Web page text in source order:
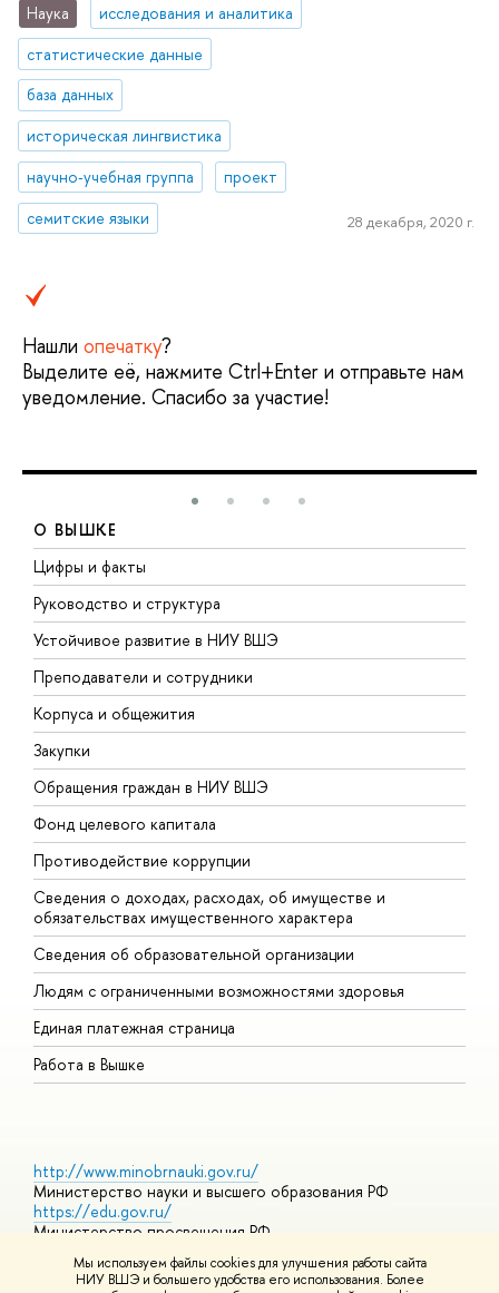
Мы используем файлы cookies для улучшения работы сайта
НИУ ВШЭ и большего удобства его использования. Более
Наука
исследования и аналитика
статистические данные
база данных
историческая лингвистика
научно‑учебная группа
проект
семитские языки
28 декабря, 2020 г.
Нашли опечатку?
Выделите её, нажмите Ctrl+Enter и отправьте нам
уведомление. Спасибо за участие!
О ВЫШКЕ
Цифры и факты
Руководство и структура
Устойчивое развитие в НИУ ВШЭ
Преподаватели и сотрудники
Корпуса и общежития
Закупки
Обращения граждан в НИУ ВШЭ
Фонд целевого капитала
Противодействие коррупции
Сведения о доходах, расходах, об имуществе и
обязательствах имущественного характера
Сведения об образовательной организации
Людям с ограниченными возможностями здоровья
Единая платежная страница
Работа в Вышке
http://www.minobrnauki.gov.ru/
Министерство науки и высшего образования РФ
https://edu.gov.ru/
Министерство просвещения РФ
https://elearning.hse.ru/mooc
Массовые открытые онлайн-курсы